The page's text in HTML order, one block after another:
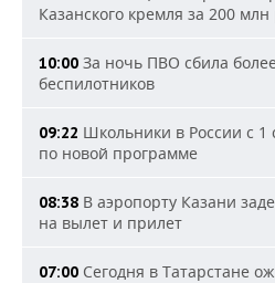
Казанского кремля за 200 млн
10:00 За ночь ПВО сбила
беспилотников
09:22 Школьники в России с 1
по новой программе
08:38 В аэропорту Казани
на вылет и прилет
07:00 Сегодня в Татарстане